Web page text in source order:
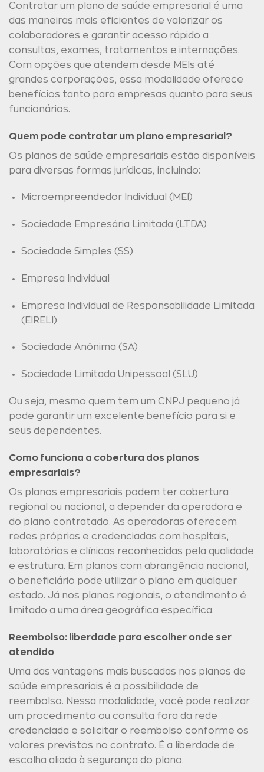
Contratar um plano de saúde empresarial é uma
das maneiras mais eficientes de valorizar os
colaboradores e garantir acesso rápido a
consultas, exames, tratamentos e internações.
Com opções que atendem desde MEIs até
grandes corporações, essa modalidade oferece
benefícios tanto para empresas quanto para seus
funcionários.
Quem pode contratar um plano empresarial?
Os planos de saúde empresariais estão disponíveis
para diversas formas jurídicas, incluindo:
Microempreendedor Individual (MEI)
Sociedade Empresária Limitada (LTDA)
Sociedade Simples (SS)
Empresa Individual
Empresa Individual de Responsabilidade Limitada
(EIRELI)
Sociedade Anônima (SA)
Sociedade Limitada Unipessoal (SLU)
Ou seja, mesmo quem tem um CNPJ pequeno já
pode garantir um excelente benefício para si e
seus dependentes.
Como funciona a cobertura dos planos
empresariais?
Os planos empresariais podem ter cobertura
regional ou nacional, a depender da operadora e
do plano contratado. As operadoras oferecem
redes próprias e credenciadas com hospitais,
laboratórios e clínicas reconhecidas pela qualidade
e estrutura. Em planos com abrangência nacional,
o beneficiário pode utilizar o plano em qualquer
estado. Já nos planos regionais, o atendimento é
limitado a uma área geográfica específica.
Reembolso: liberdade para escolher onde ser
atendido
Uma das vantagens mais buscadas nos planos de
saúde empresariais é a possibilidade de
reembolso. Nessa modalidade, você pode realizar
um procedimento ou consulta fora da rede
credenciada e solicitar o reembolso conforme os
valores previstos no contrato. É a liberdade de
escolha aliada à segurança do plano.